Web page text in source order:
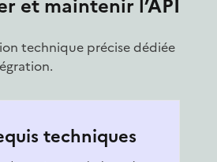
et maintenir l’API
technique précise dédiée
techniques